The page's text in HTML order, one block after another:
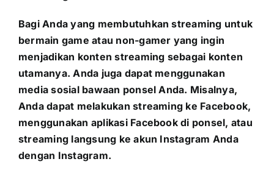
Bagi Anda yang membutuhkan streaming untuk
bermain game atau non-gamer yang ingin
menjadikan konten streaming sebagai konten
utamanya. Anda juga dapat menggunakan
media sosial bawaan ponsel Anda. Misalnya,
Anda dapat melakukan streaming ke Facebook,
menggunakan aplikasi Facebook di ponsel, atau
streaming langsung ke akun Instagram Anda
dengan Instagram.